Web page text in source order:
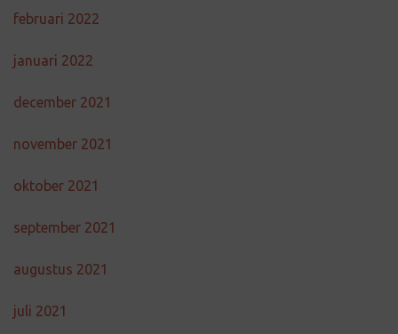
februari 2022
januari 2022
december 2021
november 2021
oktober 2021
september 2021
augustus 2021
juli 2021